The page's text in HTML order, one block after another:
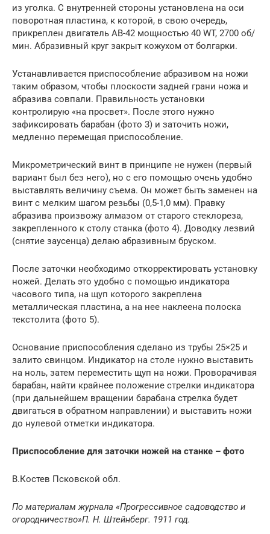
из уголка. С внутренней стороны установлена на оси
поворотная пластина, к которой, в свою очередь,
прикреплен двигатель АВ-42 мощностью 40 WT, 2700 об/
мин. Абразивный круг закрыт кожухом от болгарки.
Устанавливается приспособление абразивом на ножи
таким образом, чтобы плоскости задней грани ножа и
абразива совпали. Правильность установки
контролирую «на просвет». После этого нужно
зафиксировать барабан (фото 3) и заточить ножи,
медленно перемещая приспособление.
Микрометрический винт в принципе не нужен (первый
вариант был без него), но с его помощью очень удобно
выставлять величину съема. Он может быть заменен на
винт с мелким шагом резьбы (0,5-1,0 мм). Правку
абразива произвожу алмазом от старого стеклореза,
закрепленного к столу станка (фото 4). Доводку лезвий
(снятие заусенца) делаю абразивным бруском.
После заточки необходимо откорректировать установку
ножей. Делать это удобно с помощью индикатора
часового типа, на щуп которого закреплена
металлическая пластина, а на нее наклеена полоска
текстолита (фото 5).
Основание приспособления сделано из трубы 25×25 и
залито свинцом. Индикатор на столе нужно выставить
на ноль, затем переместить щуп на ножи. Проворачивая
барабан, найти крайнее положение стрелки индикатора
(при дальнейшем вращении барабана стрелка будет
двигаться в обратном направлении) и выставить ножи
до нулевой отметки индикатора.
Приспособление для заточки ножей на станке – фото
В.Костев Псковской обл.
По материалам журнала «Прогрессивное садоводство и
огородничество»П. Н. Штейнберг. 1911 год.